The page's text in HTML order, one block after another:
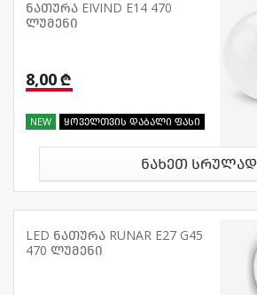
ნათურა EIVIND E14 470
ლუმენი
8,00 ₾
NEW ყოველთვის დაბალი ფასი
ნახეთ სრულად
LED ნათურა RUNAR E27 G45
470 ლუმენი